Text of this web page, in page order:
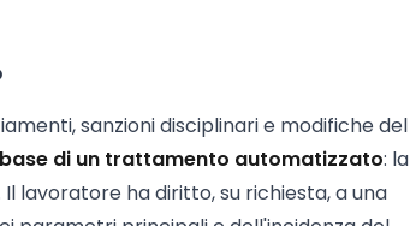
sanzioni disciplinari e modifiche del
di un trattamento automatizzato: la
lavoratore ha diritto, su richiesta, a una